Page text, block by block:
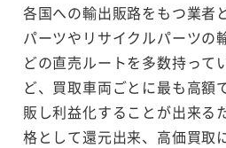
各国への輸出販路をもつ業者
パーツやリサイクルパーツの
どの直売ルートを多数持って
ど、買取車両ごとに最も高額
販し利益化することが出来る
格として還元出来、高価買取